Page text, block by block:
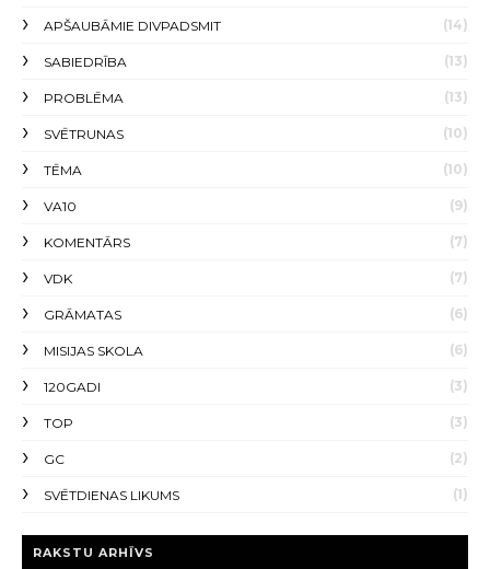
APŠAUBĀMIE DIVPADSMIT (14)
SABIEDRĪBA (13)
PROBLĒMA (13)
SVĒTRUNAS (10)
TĒMA (10)
VA10 (9)
KOMENTĀRS (7)
VDK (7)
GRĀMATAS (6)
MISIJAS SKOLA (6)
120GADI (3)
TOP (3)
GC (2)
SVĒTDIENAS LIKUMS (1)
RAKSTU ARHĪVS